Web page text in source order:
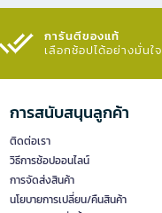
การันตีของแท้
เลือกช้อปได้อย่างมั่นใจ​
การสนับสนุนลูกค้า
ติดต่อเรา
วิธีการช้อปออนไลน์
การจัดส่งสินค้า
นโยบายการเปลี่ยน/คืนสินค้า